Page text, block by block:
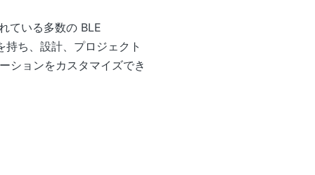
ている多数の BLE
ち、設計、プロジェクト
ションをカスタマイズでき